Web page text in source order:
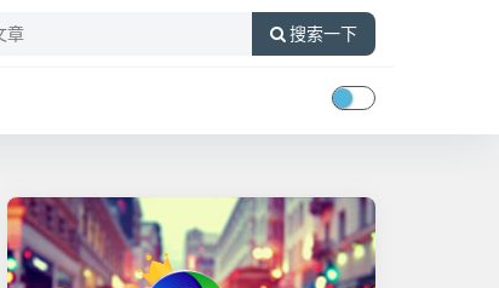
搜索一下